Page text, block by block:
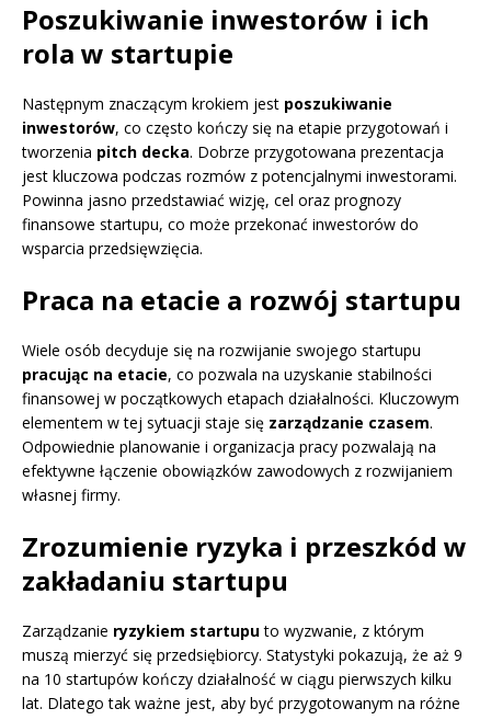
Poszukiwanie inwestorów i ich
rola w startupie
Następnym znaczącym krokiem jest poszukiwanie
inwestorów, co często kończy się na etapie przygotowań i
tworzenia pitch decka. Dobrze przygotowana prezentacja
jest kluczowa podczas rozmów z potencjalnymi inwestorami.
Powinna jasno przedstawiać wizję, cel oraz prognozy
finansowe startupu, co może przekonać inwestorów do
wsparcia przedsięwzięcia.
Praca na etacie a rozwój startupu
Wiele osób decyduje się na rozwijanie swojego startupu
pracując na etacie, co pozwala na uzyskanie stabilności
finansowej w początkowych etapach działalności. Kluczowym
elementem w tej sytuacji staje się zarządzanie czasem.
Odpowiednie planowanie i organizacja pracy pozwalają na
efektywne łączenie obowiązków zawodowych z rozwijaniem
własnej firmy.
Zrozumienie ryzyka i przeszkód w
zakładaniu startupu
Zarządzanie ryzykiem startuputo wyzwanie, z którym
muszą mierzyć się przedsiębiorcy. Statystyki pokazują, że aż 9
na 10 startupów kończy działalność w ciągu pierwszych kilku
lat. Dlatego tak ważne jest, aby być przygotowanym na różne